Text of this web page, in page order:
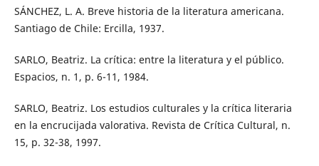
SÁNCHEZ, L. A. Breve historia de la literatura americana.
Santiago de Chile: Ercilla, 1937.
SARLO, Beatriz. La crítica: entre la literatura y el público.
Espacios, n. 1, p. 6-11, 1984.
SARLO, Beatriz. Los estudios culturales y la crítica literaria
en la encrucijada valorativa. Revista de Crítica Cultural, n.
15, p. 32-38, 1997.